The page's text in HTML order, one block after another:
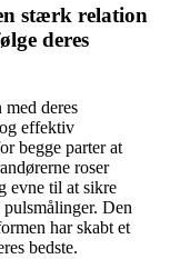
stærk relation
deres
deres
effektiv
begge parter at
roser
evne til at sikre
Den
har skabt et
bedste.